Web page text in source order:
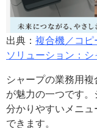
出典： 複合機／コピ
ソリューション：シ
シャープの業務用複
が魅力の一つです。
分かりやすいメニ
できます。